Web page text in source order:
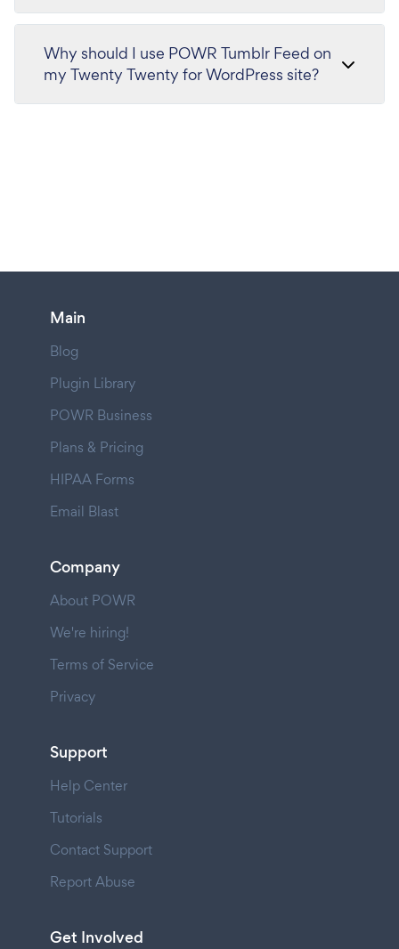
Why should I use POWR Tumblr Feed on
my Twenty Twenty for WordPress site?
Main
Blog
Plugin Library
POWR Business
Plans & Pricing
HIPAA Forms
Email Blast
Company
About POWR
We're hiring!
Terms of Service
Privacy
Support
Help Center
Tutorials
Contact Support
Report Abuse
Get Involved